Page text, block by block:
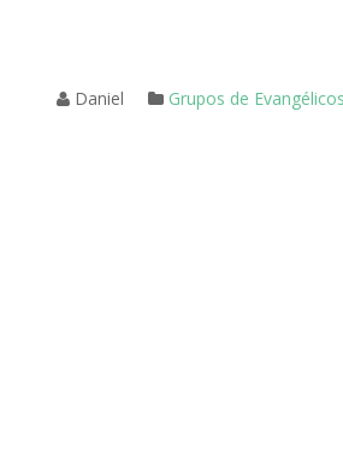
Daniel Grupos de